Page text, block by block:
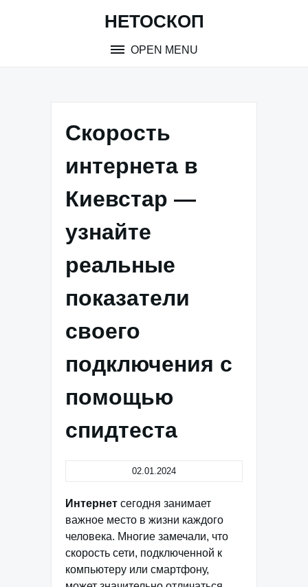
НЕТОСКОП
OPEN MENU
Скорость
интернета в
Киевстар —
узнайте
реальные
показатели
своего
подключения с
помощью
спидтеста
02.01.2024
Интернет сегодня занимает
важное место в жизни каждого
человека. Многие замечали, что
скорость сети, подключенной к
компьютеру или смартфону,